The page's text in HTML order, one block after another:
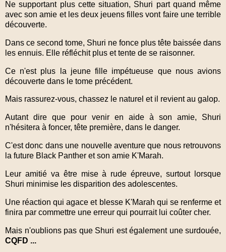
Ne supportant plus cette situation, Shuri part quand même
avec son amie et les deux jeuens filles vont faire une terrible
découverte.
Dans ce second tome, Shuri ne fonce plus tête baissée dans
les ennuis. Elle réfléchit plus et tente de se raisonner.
Ce n'est plus la jeune fille impétueuse que nous avions
découverte dans le tome précédent.
Mais rassurez-vous, chassez le naturel et il revient au galop.
Autant dire que pour venir en aide à son amie, Shuri
n'hésitera à foncer, tête première, dans le danger.
C'est donc dans une nouvelle aventure que nous retrouvons
la future Black Panther et son amie K'Marah.
Leur amitié va être mise à rude épreuve, surtout lorsque
Shuri minimise les disparition des adolescentes.
Une réaction qui agace et blesse K'Marah qui se renferme et
finira par commettre une erreur qui pourrait lui coûter cher.
Mais n'oublions pas que Shuri est également une surdouée,
CQFD ...